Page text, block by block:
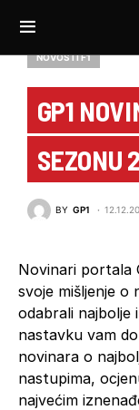
NOVOSTI F1
GP1
SEZONU
BY GP1
Novinari portala
svoje mišljenje o
odabrali najbolje
nastavku vam
novinara o
nastupima,
najvećim